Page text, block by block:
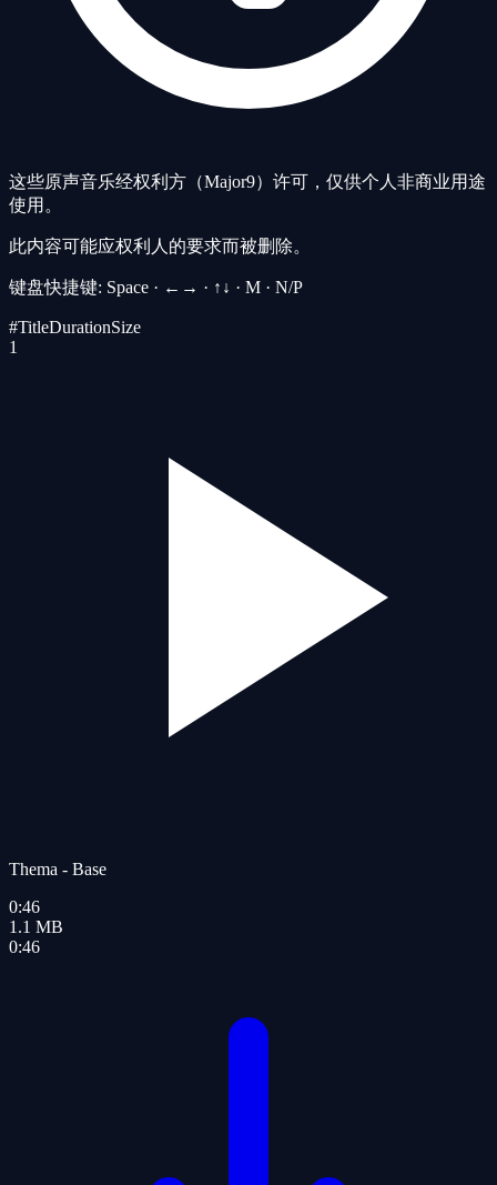
这些原声音乐经权利方（Major9）许可，仅供个人非商业用途
使用。
此内容可能应权利人的要求而被删除。
键盘快捷键: Space · ←→ · ↑↓ · M · N/P
#TitleDurationSize
1
Thema - Base
0:46
1.1 MB
0:46